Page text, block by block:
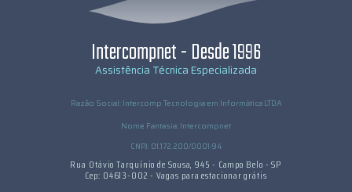
Intercompnet - Desde 1996
Assistência Técnica Especializada
Razão Social: Intercomp Tecnologia em Informática LTDA
Nome Fantasia: Intercompnet
CNPJ: 01.172.200/0001-94
Rua Otávio Tarquínio de Sousa, 945 - Campo Belo - SP
Cep: 04613-002 - Vagas para estacionar grátis